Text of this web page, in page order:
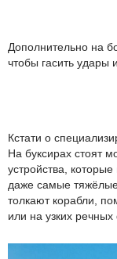
Дополнительно на
чтобы гасить удары
Кстати о
На буксирах стоят
устройства,
даже самые тяжёлые
толкают корабли,
или на узких речных